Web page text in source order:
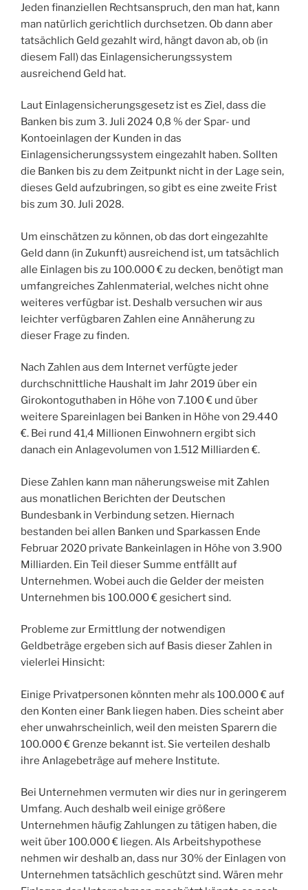
Jeden finanziellen Rechtsanspruch, den man hat, kann
man natürlich gerichtlich durchsetzen. Ob dann aber
tatsächlich Geld gezahlt wird, hängt davon ab, ob (in
diesem Fall) das Einlagensicherungssystem
ausreichend Geld hat.
Laut Einlagensicherungsgesetz ist es Ziel, dass die
Banken bis zum 3. Juli 2024 0,8 % der Spar- und
Kontoeinlagen der Kunden in das
Einlagensicherungssystem eingezahlt haben. Sollten
die Banken bis zu dem Zeitpunkt nicht in der Lage sein,
dieses Geld aufzubringen, so gibt es eine zweite Frist
bis zum 30. Juli 2028.
Um einschätzen zu können, ob das dort eingezahlte
Geld dann (in Zukunft) ausreichend ist, um tatsächlich
alle Einlagen bis zu 100.000 € zu decken, benötigt man
umfangreiches Zahlenmaterial, welches nicht ohne
weiteres verfügbar ist. Deshalb versuchen wir aus
leichter verfügbaren Zahlen eine Annäherung zu
dieser Frage zu finden.
Nach Zahlen aus dem Internet verfügte jeder
durchschnittliche Haushalt im Jahr 2019 über ein
Girokontoguthaben in Höhe von 7.100 € und über
weitere Spareinlagen bei Banken in Höhe von 29.440
€. Bei rund 41,4 Millionen Einwohnern ergibt sich
danach ein Anlagevolumen von 1.512 Milliarden €.
Diese Zahlen kann man näherungsweise mit Zahlen
aus monatlichen Berichten der Deutschen
Bundesbank in Verbindung setzen. Hiernach
bestanden bei allen Banken und Sparkassen Ende
Februar 2020 private Bankeinlagen in Höhe von 3.900
Milliarden. Ein Teil dieser Summe entfällt auf
Unternehmen. Wobei auch die Gelder der meisten
Unternehmen bis 100.000 € gesichert sind.
Probleme zur Ermittlung der notwendigen
Geldbeträge ergeben sich auf Basis dieser Zahlen in
vielerlei Hinsicht:
Einige Privatpersonen könnten mehr als 100.000 € auf
den Konten einer Bank liegen haben. Dies scheint aber
eher unwahrscheinlich, weil den meisten Sparern die
100.000 € Grenze bekannt ist. Sie verteilen deshalb
ihre Anlagebeträge auf mehere Institute.
Bei Unternehmen vermuten wir dies nur in geringerem
Umfang. Auch deshalb weil einige größere
Unternehmen häufig Zahlungen zu tätigen haben, die
weit über 100.000 € liegen. Als Arbeitshypothese
nehmen wir deshalb an, dass nur 30% der Einlagen von
Unternehmen tatsächlich geschützt sind. Wären mehr